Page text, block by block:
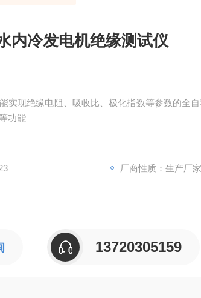
内冷发电机绝缘测试仪
实现绝缘电阻、吸收比、极化指数等参数的全
功能
厂商性质：生产厂家
13720305159